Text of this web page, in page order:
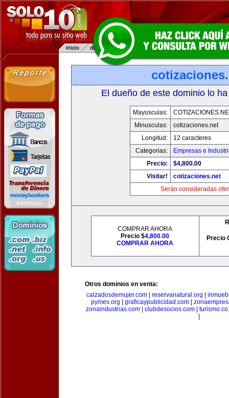
El dueño de este dominio lo
Mayusculas:
Minusculas:
cotizaciones.net
Longitud:
12 caracteres
Categorias:
Empresas e
Precio:
$4,800.00
Visitar!
cotizaciones.net
Serán consideradas
COMPRAR AHORA
Precio $4,800.00
COMPRAR AHORA
Precio
Otros dominios en venta:
calzadosdemujer.com
reservanatural.org
pymes.org
graficaypublicidad.com
zonaindustrias.com| clubdesocios.com|